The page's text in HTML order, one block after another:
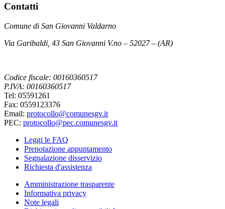
Contatti
Comune di San Giovanni Valdarno
Via Garibaldi, 43 San Giovanni V.no – 52027 – (AR)
Codice fiscale: 00160360517
P.IVA: 00160360517
Tel: 05591261
Fax: 0559123376
Email: protocollo@comunesgv.it
PEC: protocollo@pec.comunesgv.it
Leggi le FAQ
Prenotazione appuntamento
Segnalazione disservizio
Richiesta d'assistenza
Amministrazione trasparente
Informativa privacy
Note legali